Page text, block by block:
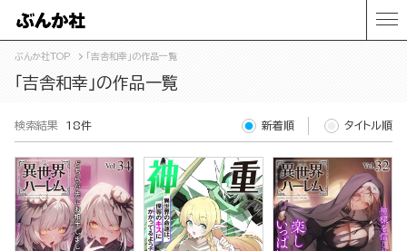
ぶんか社TOP 「吉舎和幸」の作品一覧
「吉舎和幸」の作品一覧
検索結果 18件 新着順 タイトル順